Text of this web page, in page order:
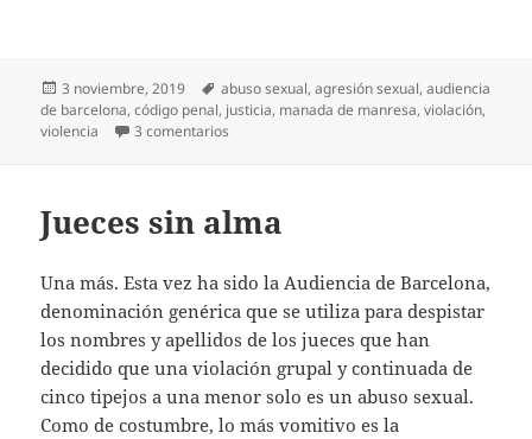
Publicado
el
3 noviembre, 2019 Etiquetas
abuso sexual,agresión sexual,audiencia
de barcelona,código penal, justicia, manada de manresa,violación,
violencia
3 comentarios
Jueces sin alma
Una más. Esta vez ha sido la Audiencia de Barcelona,
denominación genérica que se utiliza para despistar
los nombres y apellidos de los jueces que han
decidido que una violación grupal y continuada de
cinco tipejos a una menor solo es un abuso sexual.
Como de costumbre, lo más vomitivo es la